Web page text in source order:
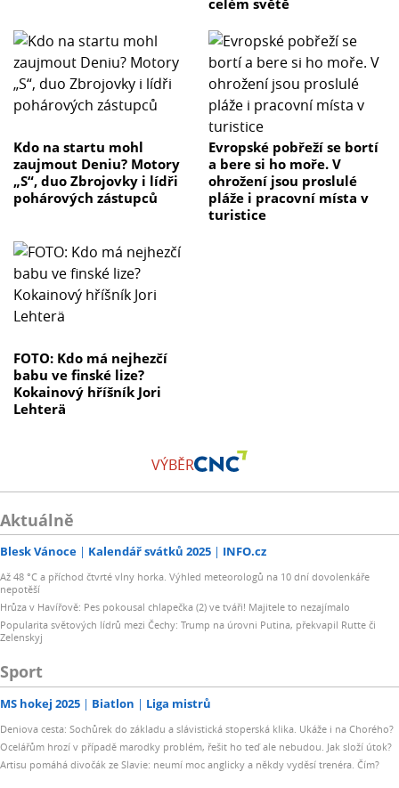
celém světě
Kdo na startu mohl
zaujmout Deniu? Motory
„S“, duo Zbrojovky i lídři
pohárových zástupců
Evropské pobřeží se bortí
a bere si ho moře. V
ohrožení jsou proslulé
pláže i pracovní místa v
turistice
FOTO: Kdo má nejhezčí
babu ve finské lize?
Kokainový hříšník Jori
Lehterä
VÝBĚR
Aktuálně
Blesk Vánoce Kalendář svátků 2025 INFO.cz
Až 48 °C a příchod čtvrté vlny horka. Výhled meteorologů na 10 dní dovolenkáře
nepotěší
Hrůza v Havířově: Pes pokousal chlapečka (2) ve tváři! Majitele to nezajímalo
Popularita světových lídrů mezi Čechy: Trump na úrovni Putina, překvapil Rutte či
Zelenskyj
Sport
MS hokej 2025 Biatlon Liga mistrů
Deniova cesta: Sochůrek do základu a slávistická stoperská klika. Ukáže i na Chorého?
Ocelářům hrozí v případě marodky problém, řešit ho teď ale nebudou. Jak složí útok?
Artisu pomáhá divočák ze Slavie: neumí moc anglicky a někdy vyděsí trenéra. Čím?